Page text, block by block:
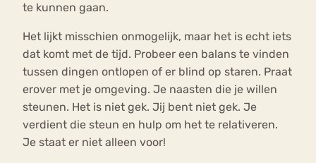
te kunnen gaan.
Het lijkt misschien onmogelijk, maar het is echt iets
dat komt met de tijd. Probeer een balans te vinden
tussen dingen ontlopen of er blind op staren. Praat
erover met je omgeving. Je naasten die je willen
steunen. Het is niet gek. Jij bent niet gek. Je
verdient die steun en hulp om het te relativeren.
Je staat er niet alleen voor!